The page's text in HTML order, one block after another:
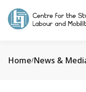
Home/News &